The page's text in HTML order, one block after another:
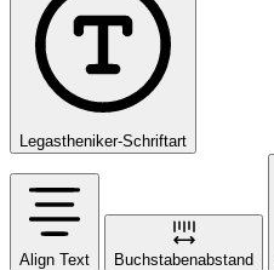
Legastheniker-Schriftart
Align Text Buchstabenabstand